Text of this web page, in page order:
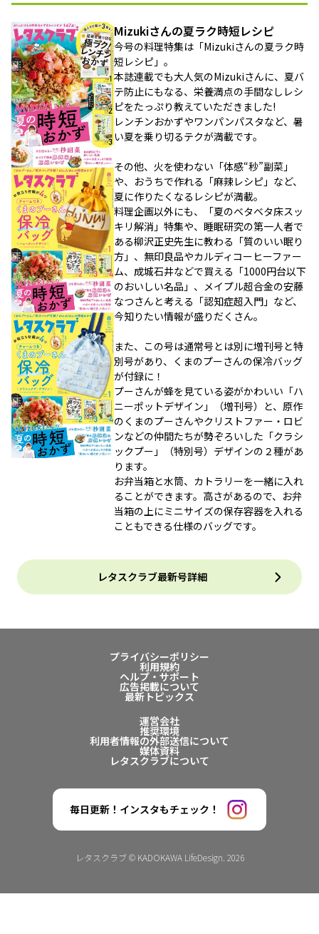
Mizukiさんの夏ラク時短レシピ
今号の料理特集は「Mizukiさんの夏ラク時
短レシピ」。
本誌連載でも大人気のMizukiさんに、夏バ
テ防止にもなる、栄養満点の手間なしレシ
ピをたっぷり教えていただきました!
レンチンおかずやワンパンパスタなど、暑
い夏を乗り切るテクが満載です。
その他、火を使わない「体感“秒”副菜」
や、おうちで作れる「麻辣レシピ」など、
夏に作りたくなるレシピが満載。
料理企画以外にも、「夏のベタベタ床スッ
キリ解消」特集や、睡眠研究の第一人者で
ある柳沢正史先生に教わる「質のいい眠り
方」、無印良品やカルディコーヒーファー
ム、成城石井などで買える「1000円台以下
のおいしい名品」、メイプル超合金の安藤
なつさんと考える「認知症超入門」など、
今知りたい情報が盛りだくさん。
また、この号は通常号とは別に増刊号と特
別号があり、くまのプーさんの保冷バッグ
が付録に！
プーさんが蜂を見ている姿がかわいい「ハ
ニーポットデザイン」（増刊号）と、原作
のくまのプーさんやクリストファー・ロビ
ンなどの仲間たちが勢ぞろいした「クラシ
ックプー」（特別号）デザインの２種があ
ります。
お弁当箱と水筒、カトラリーを一緒に入れ
ることができます。高さがあるので、お弁
当箱の上にミニサイズの保存容器を入れる
こともできる仕様のバッグです。
レタスクラブ最新号詳細
プライバシーポリシー
利用規約
ヘルプ・サポート
広告掲載について
最新トピックス
運営会社
推奨環境
利用者情報の外部送信について
媒体資料
レタスクラブについて
毎日更新！インスタもチェック！
レタスクラブ © KADOKAWA LifeDesign. 2026